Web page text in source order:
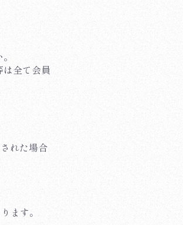
全て会員
れた場合
ます。